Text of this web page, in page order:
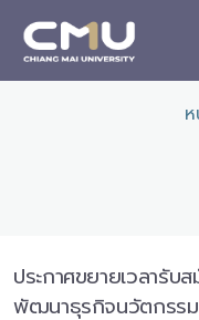
ประกาศขยายเวลารับ
พัฒนาธุรกิจนวัตกรรม